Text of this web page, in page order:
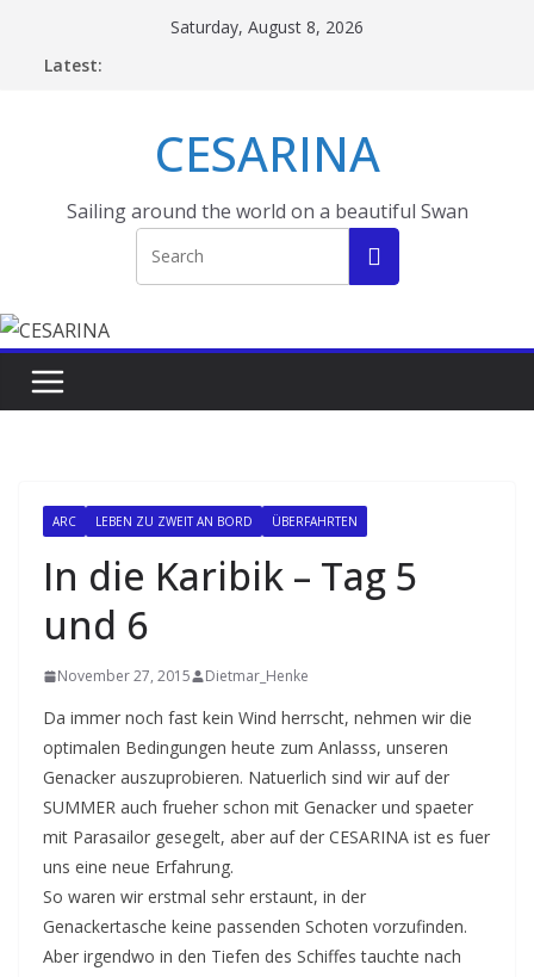
Saturday, August 8, 2026
Latest:
CESARINA
Sailing around the world on a beautiful Swan
ARC LEBEN ZU ZWEIT AN BORD ÜBERFAHRTEN
In die Karibik – Tag 5
und 6
November 27, 2015 Dietmar_Henke
Da immer noch fast kein Wind herrscht, nehmen wir die
optimalen Bedingungen heute zum Anlasss, unseren
Genacker auszuprobieren. Natuerlich sind wir auf der
SUMMER auch frueher schon mit Genacker und spaeter
mit Parasailor gesegelt, aber auf der CESARINA ist es fuer
uns eine neue Erfahrung.
So waren wir erstmal sehr erstaunt, in der
Genackertasche keine passenden Schoten vorzufinden.
Aber irgendwo in den Tiefen des Schiffes tauchte nach